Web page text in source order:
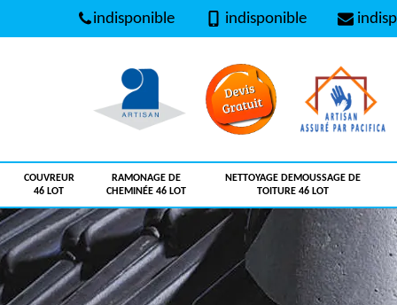
indisponible indisponible
COUVREUR
46 LOT
RAMONAGE DE
CHEMINÉE 46 LOT
NETTOYAGE DEMOUSSAGE DE
TOITURE 46 LOT